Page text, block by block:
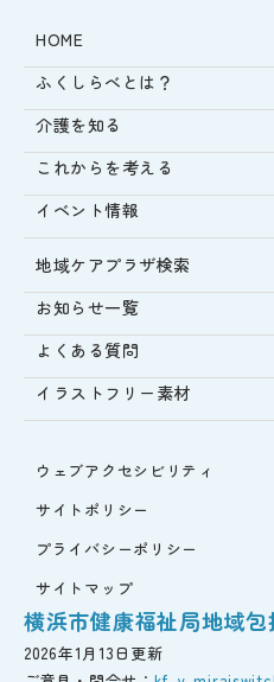
HOME
ふくしらべとは？
介護を知る
これからを考える
イベント情報
地域ケアプラザ検索
お知らせ一覧
よくある質問
イラストフリー素材
ウェブアクセシビリティ
サイトポリシー
プライバシーポリシー
サイトマップ
横浜市健康福祉局地域
2026年1月13日更新